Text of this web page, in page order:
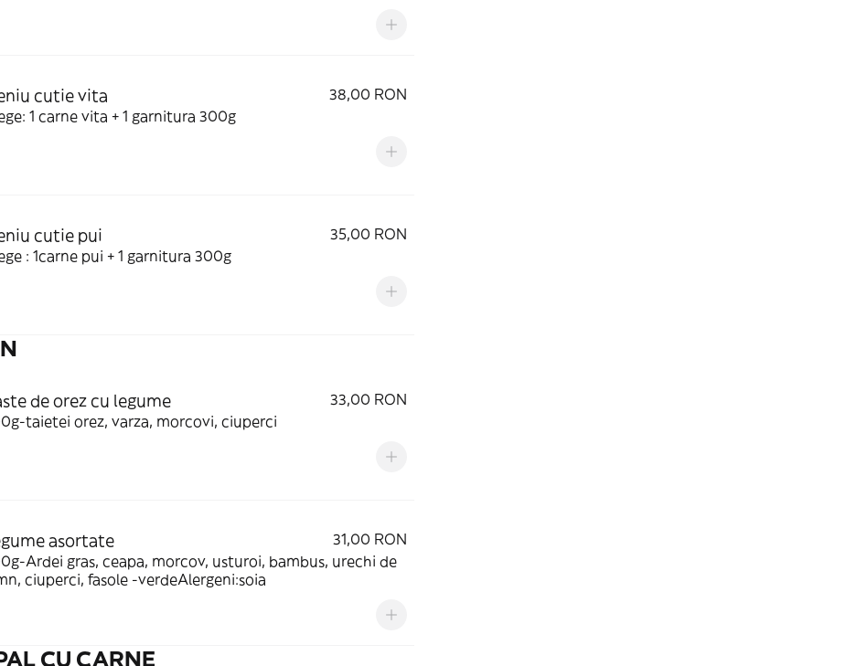
cutie vita
38,00 RON
1 carne vita + 1 garnitura 300g
cutie pui
35,00 RON
: 1carne pui + 1 garnitura 300g
de orez cu legume
33,00 RON
taietei orez, varza, morcovi, ciuperci
asortate
31,00 RON
Ardei gras, ceapa, morcov, usturoi, bambus, urechi de
ciuperci, fasole -verdeAlergeni:soia
CU CARNE